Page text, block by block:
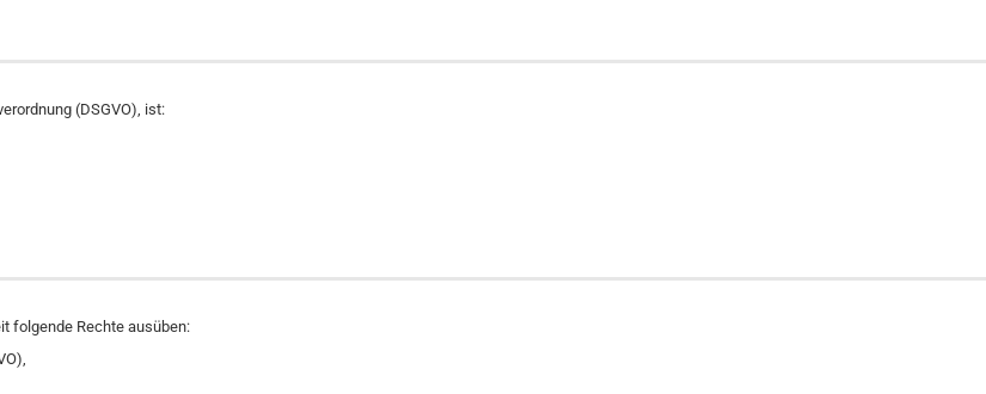
(DSGVO), ist:
folgende Rechte ausüben: